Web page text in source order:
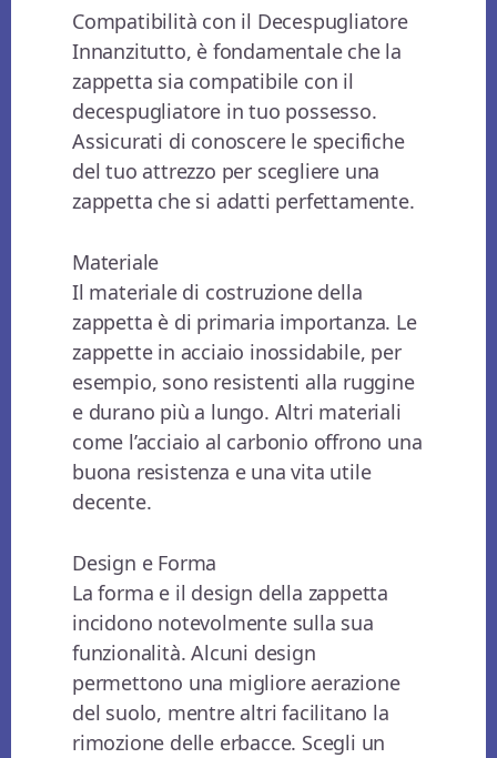
Compatibilità con il Decespugliatore
Innanzitutto, è fondamentale che la
zappetta sia compatibile con il
decespugliatore in tuo possesso.
Assicurati di conoscere le specifiche
del tuo attrezzo per scegliere una
zappetta che si adatti perfettamente.
Materiale
Il materiale di costruzione della
zappetta è di primaria importanza. Le
zappette in acciaio inossidabile, per
esempio, sono resistenti alla ruggine
e durano più a lungo. Altri materiali
come l’acciaio al carbonio offrono una
buona resistenza e una vita utile
decente.
Design e Forma
La forma e il design della zappetta
incidono notevolmente sulla sua
funzionalità. Alcuni design
permettono una migliore aerazione
del suolo, mentre altri facilitano la
rimozione delle erbacce. Scegli un